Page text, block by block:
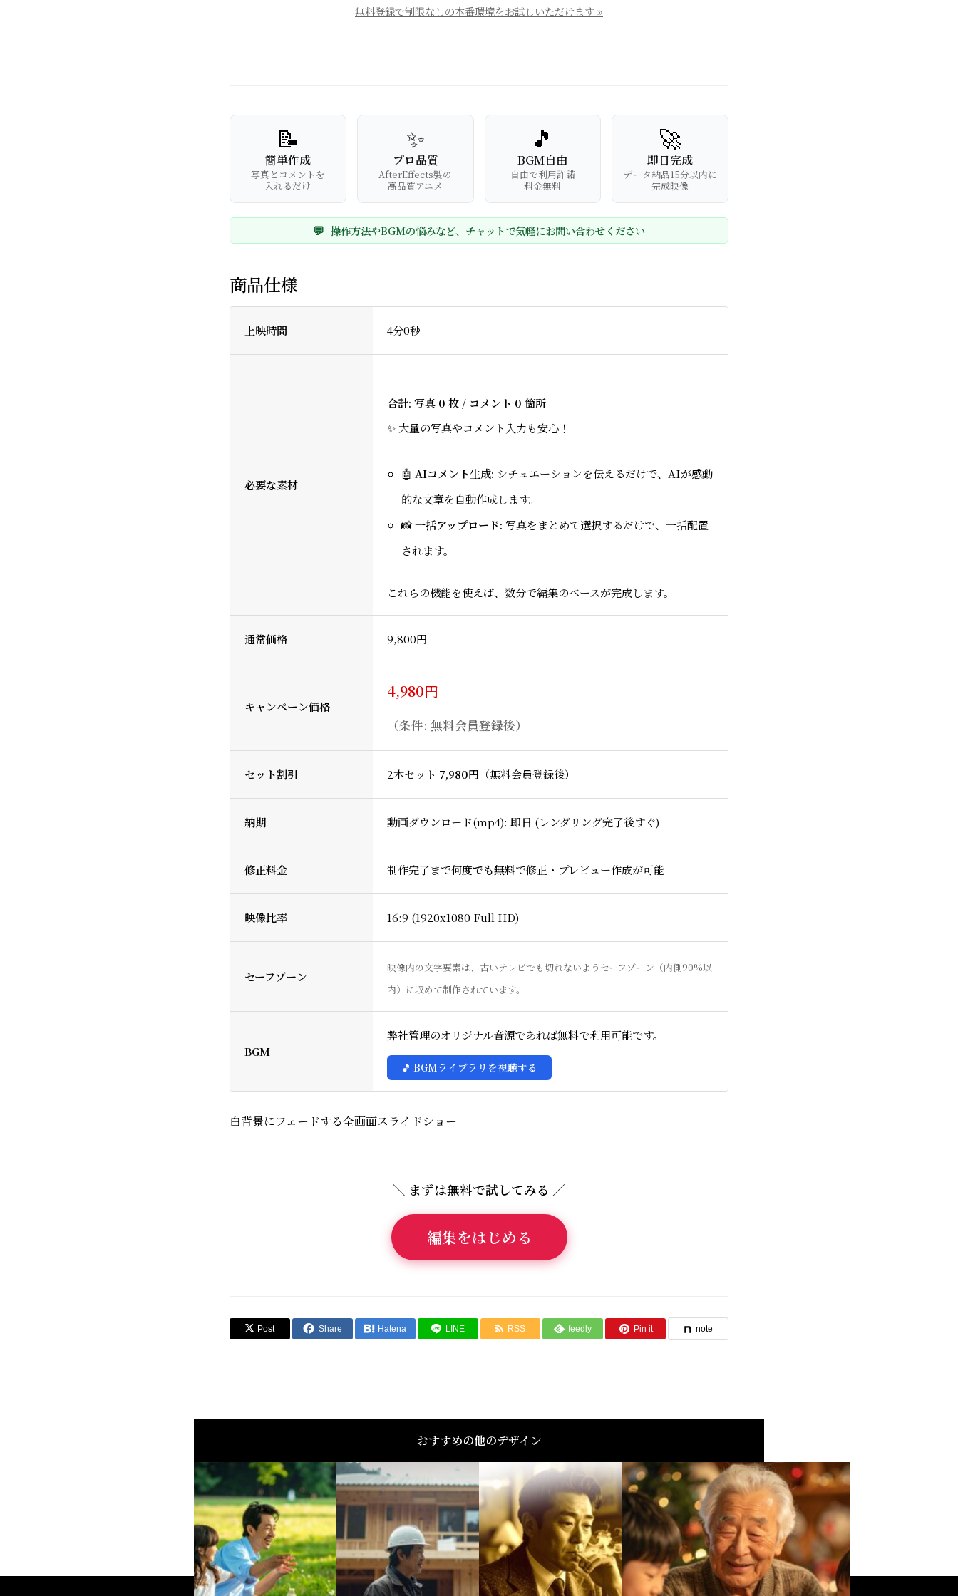
無料登録で制限なしの本番環境をお試しいただけます »
📝
簡単作成
写真とコメントを
入れるだけ
✨
プロ品質
AfterEffects製の
高品質アニメ
🎵
BGM自由
自由で利用許諾
料金無料
🚀
即日完成
データ納品15分以内に
完成映像
💬 操作方法やBGMの悩みなど、チャットで気軽にお問い合わせください
商品仕様
上映時間 4分0秒
必要な素材
合計: 写真 0 枚 / コメント 0 箇所
✨ 大量の写真やコメント入力も安心！
🤖 AIコメント生成: シチュエーションを伝えるだけで、AIが感動
的な文章を自動作成します。
📸一括アップロード: 写真をまとめて選択するだけで、一括配置
されます。
これらの機能を使えば、数分で編集のベースが完成します。
通常価格 9,800円
キャンペーン価格
4,980円
（条件: 無料会員登録後）
セット割引 2本セット 7,980円 （無料会員登録後）
納期 動画ダウンロード(mp4): 即日 (レンダリング完了後すぐ)
修正料金 制作完了まで何度でも無料で修正・プレビュー作成が可能
映像比率 16:9 (1920x1080 Full HD)
セーフゾーン
映像内の文字要素は、古いテレビでも切れないようセーフゾーン（内側90%以
内）に収めて制作されています。
BGM
弊社管理のオリジナル音源であれば無料で利用可能です。
🎵 BGMライブラリを視聴する
白背景にフェードする全画面スライドショー
＼ まずは無料で試してみる ／
編集をはじめる
Post Share Hatena LINE RSS feedly Pin it note
おすすめの他のデザイン
メモ メ メモ